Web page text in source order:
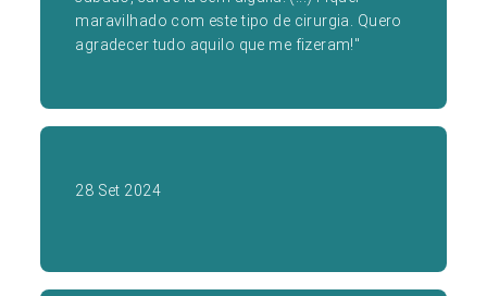
maravilhado com este tipo de cirurgia. Quero
agradecer tudo aquilo que me fizeram!"
28 Set 2024